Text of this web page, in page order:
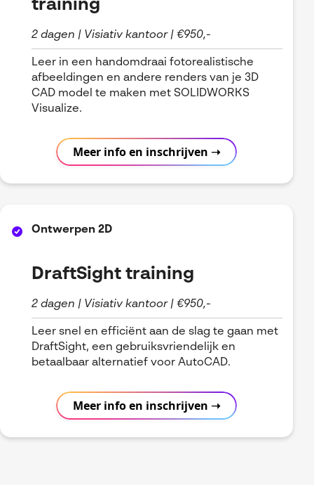
training
2 dagen | Visiativ kantoor | €950,-
Leer in een handomdraai fotorealistische
afbeeldingen en andere renders van je 3D
CAD model te maken met SOLIDWORKS
Visualize.
Meer info en inschrijven ➝
Ontwerpen 2D
DraftSight training
2 dagen | Visiativ kantoor | €950,-
Leer snel en efficiënt aan de slag te gaan met
DraftSight, een gebruiksvriendelijk en
betaalbaar alternatief voor AutoCAD.
Meer info en inschrijven ➝